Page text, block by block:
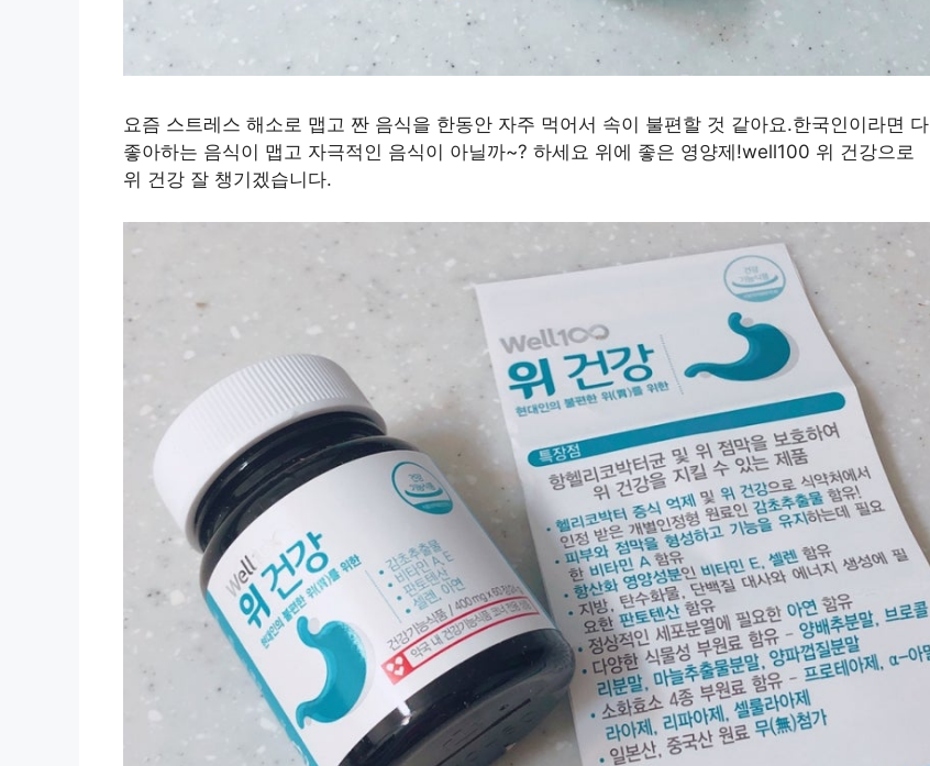
요즘 스트레스 해소로 맵고 짠 음식을 한동안 자주 먹어서 속이 불편할 것 같아요.한국인이라면 다
좋아하는 음식이 맵고 자극적인 음식이 아닐까~? 하세요 위에 좋은 영양제!well100 위 건강으로
위 건강 잘 챙기겠습니다.